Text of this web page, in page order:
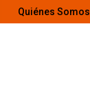
Quiénes Somos